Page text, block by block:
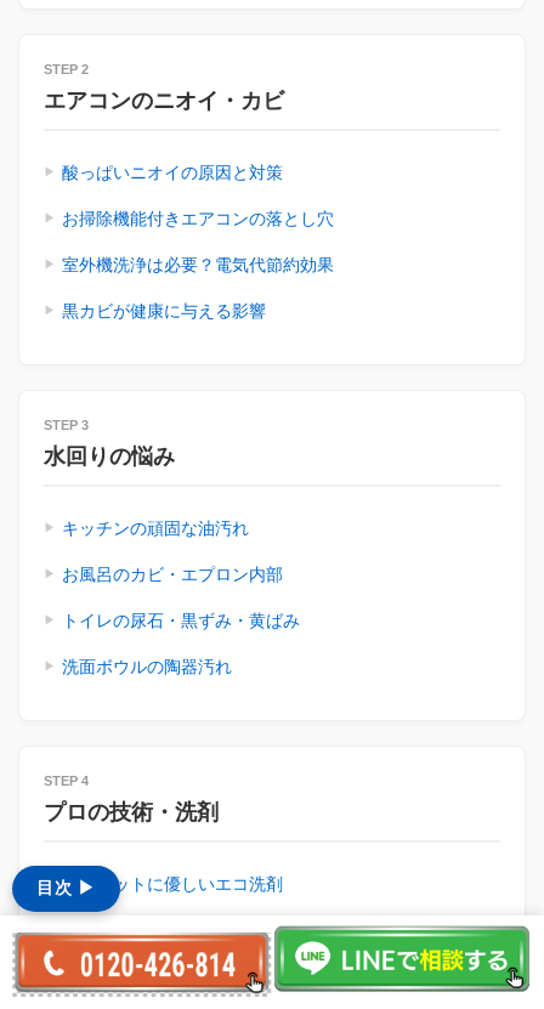
STEP 2
エアコンのニオイ・カビ
酸っぱいニオイの原因と対策
お掃除機能付きエアコンの落とし穴
室外機洗浄は必要？電気代節約効果
黒カビが健康に与える影響
STEP 3
水回りの悩み
キッチンの頑固な油汚れ
お風呂のカビ・エプロン内部
トイレの尿石・黒ずみ・黄ばみ
洗面ボウルの陶器汚れ
STEP 4
プロの技術・洗剤
人とペットに優しいエコ洗剤
高圧洗浄とスチーム洗浄の違い
家具や床を守る「養生」について
目次 ▶︎